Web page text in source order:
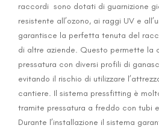
raccordi sono dotati di guarnizione
resistente all’ozono, ai raggi UV e
garantisce la perfetta tenuta del
di altre aziende. Questo permette la
pressatura con diversi profili di
evitando il rischio di utilizzare
cantiere. Il sistema pressfitting è
tramite pressatura a freddo con tubi
Durante l’installazione il sistema